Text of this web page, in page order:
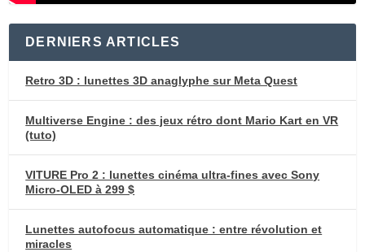
DERNIERS ARTICLES
Retro 3D : lunettes 3D anaglyphe sur Meta Quest
Multiverse Engine : des jeux rétro dont Mario Kart en VR
(tuto)
VITURE Pro 2 : lunettes cinéma ultra-fines avec Sony
Micro-OLED à 299 $
Lunettes autofocus automatique : entre révolution et
miracles